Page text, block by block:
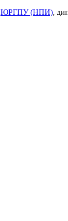
ЮРГПУ (НПИ),